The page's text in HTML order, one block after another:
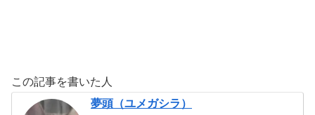
この記事を書いた人
夢頭（ユメガシラ）